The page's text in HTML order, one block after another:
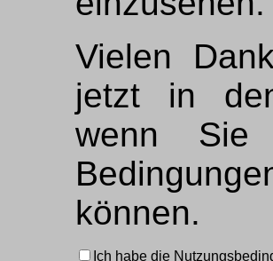
Vielen
jetzt in
wenn Sie
können.
Ich habe die